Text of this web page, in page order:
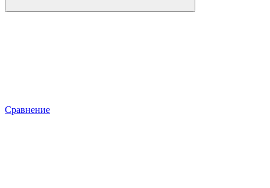
Сравнение